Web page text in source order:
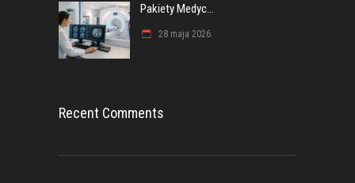
Pakiety Medyc...
28 maja 2026
Recent Comments